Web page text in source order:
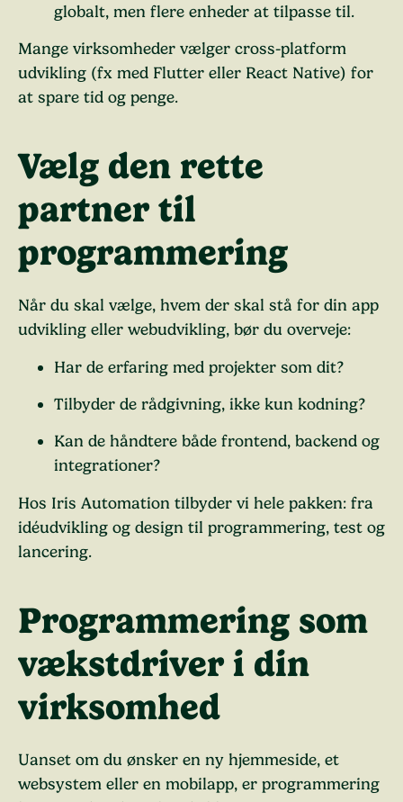
globalt, men flere enheder at tilpasse til.
Mange virksomheder vælger cross-platform
udvikling (fx med Flutter eller React Native) for
at spare tid og penge.
Vælg den rette
partner til
programmering
Når du skal vælge, hvem der skal stå for din app
udvikling eller webudvikling, bør du overveje:
Har de erfaring med projekter som dit?
Tilbyder de rådgivning, ikke kun kodning?
Kan de håndtere både frontend, backend og
integrationer?
Hos Iris Automation tilbyder vi hele pakken: fra
idéudvikling og design til programmering, test og
lancering.
Programmering som
vækstdriver i din
virksomhed
Uanset om du ønsker en ny hjemmeside, et
websystem eller en mobilapp, er programmering